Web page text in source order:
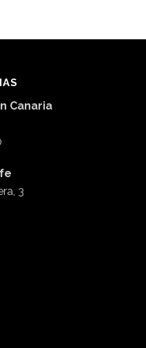
Canaria
3